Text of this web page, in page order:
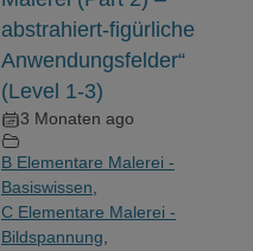
abstrahiert-figürliche
Anwendungsfelder“
(Level 1-3)
3 Monaten ago
B Elementare Malerei -
Basiswissen
C Elementare Malerei -
Bildspannung